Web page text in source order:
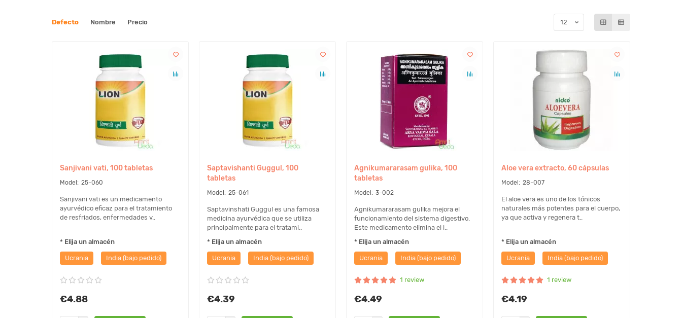
Defecto Nombre Precio
Sanjivani vati, 100 tabletas
25-060
Sanjivani vati es un medicamento
ayurvédico eficaz para el tratamiento
de resfriados, enfermedades v..
* Elija un almacén
Ucrania India (bajo pedido)
€4.88
Saptavishanti Guggul, 100
tabletas
25-061
Saptavinshati Guggul es una famosa
medicina ayurvédica que se utiliza
principalmente para el tratami..
* Elija un almacén
Ucrania India (bajo pedido)
€4.39
Agnikumararasam gulika, 100
tabletas
3-002
Agnikumararasam gulika mejora el
funcionamiento del sistema digestivo.
Este medicamento elimina el l..
* Elija un almacén
Ucrania India (bajo pedido)
1 review
€4.49
Aloe vera extracto, 60 cápsulas
28-007
El aloe vera es uno de los tónicos
naturales más potentes para el cuerpo,
ya que activa y regenera t..
* Elija un almacén
Ucrania India (bajo pedido)
1 review
€4.19